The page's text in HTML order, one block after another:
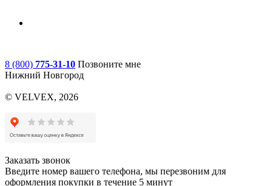
8 (800) 775-31-10 Позвоните мне
Нижний Новгород
© VELVEX, 2026
Заказать звонок
Введите номер вашего телефона, мы перезвоним для
оформления покупки в течение 5 минут